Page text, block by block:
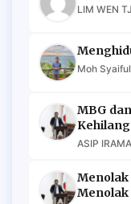
LIM WEN
Moh
MBG
ASIP IRAMA
Menolak
Menolak